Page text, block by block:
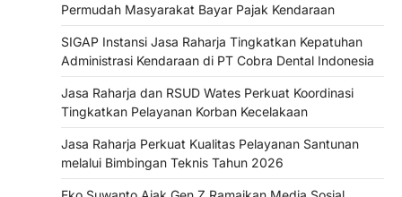
Permudah Masyarakat Bayar Pajak Kendaraan
SIGAP Instansi Jasa Raharja Tingkatkan Kepatuhan
Administrasi Kendaraan di PT Cobra Dental Indonesia
Jasa Raharja dan RSUD Wates Perkuat Koordinasi
Tingkatkan Pelayanan Korban Kecelakaan
Jasa Raharja Perkuat Kualitas Pelayanan Santunan
melalui Bimbingan Teknis Tahun 2026